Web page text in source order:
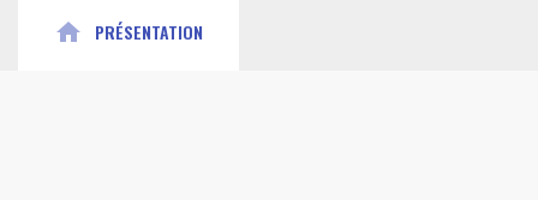
home PRÉSENTATION